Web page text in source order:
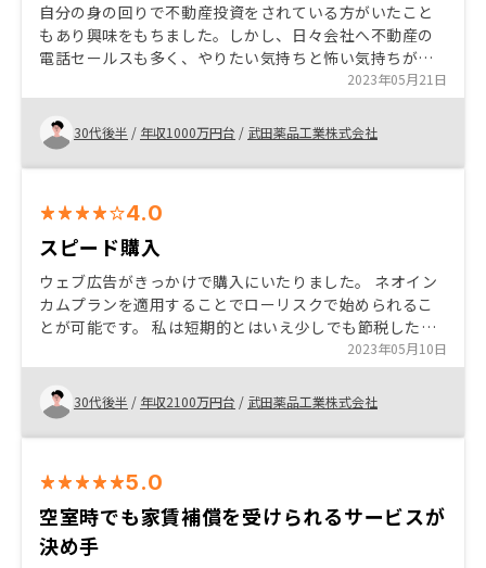
自分の身の回りで不動産投資をされている方がいたこと
もあり興味をもちました。しかし、日々会社へ不動産の
電話セールスも多く、やりたい気持ちと怖い気持ちが
半々でした。 そんな中、RENOSYのAmazon ギフトカー
ドのキャンペーンもあり、かつGA社が上場企業であるこ
とから、こちらから連絡をとり、初めて不動産投資の勉
強をさせていただきました。 そこで一つひとつのメリッ
ト・デメリットを丁寧に説明していただき、不動産投資
て分散投資の一つにRENOSYで始めることになりまし
た。最終的な決めては、セールスの人柄だと思います。
高額なローンを組むことは、サラリーマンでも最もハー
ドルが高く、そこの不安を解消ではなく、寄り添って理
解してくれるセールスがいるのがRENOSYの強みだと思
います。 節税を謳いすぎないことですかね。 節税したい
人はあの広告を見れば見るほど、怪しさが出てきてしま
2023年05月21日
30代後半 / 年収1000万円台 / 武田薬品工業株式会社
4.0
スピード購入
ウェブ広告がきっかけで購入にいたりました。 ネオイン
カムプランを適用することでローリスクで始められるこ
とが可能です。 私は短期的とはいえ少しでも節税した
く、購入しましたが、資産目的に購入される方にもおす
すめできます。 セールスマン間の連携、インターネット
上の手続きが不十分。
2023年05月10日
30代後半 / 年収2100万円台 / 武田薬品工業株式会社
5.0
空室時でも家賃補償を受けられるサービスが
決め手